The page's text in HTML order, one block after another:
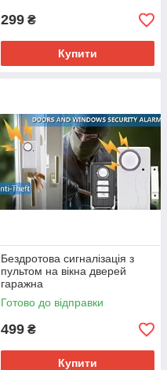
299 ₴
Купити
Бездротова сигналізація з
пультом на вікна дверей
гаражна
Готово до відправки
499 ₴
Купити